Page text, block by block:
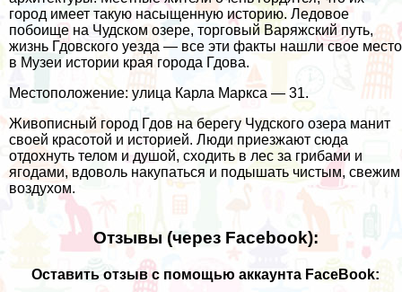
город имеет такую насыщенную историю. Ледовое
побоище на Чудском озере, торговый Варяжский путь,
жизнь Гдовского уезда — все эти факты нашли свое место
в Музеи истории края города Гдова.
Местоположение: улица Карла Маркса — 31.
Живописный город Гдов на берегу Чудского озера манит
своей красотой и историей. Люди приезжают сюда
отдохнуть телом и душой, сходить в лес за грибами и
ягодами, вдоволь накупаться и подышать чистым, свежим
воздухом.
Отзывы (через Facebook):
Оставить отзыв с помощью аккаунта FaceBook: